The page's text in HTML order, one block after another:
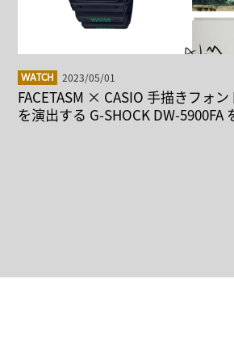
WATCH 2023/05/01
FACETASM × CASIO 手描きフォ
を演出する G-SHOCK DW-5900FA